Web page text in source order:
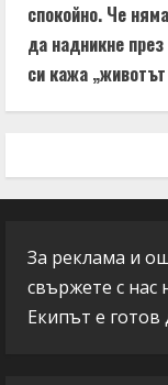
спокойно. Че
да надникне
си кажа
За реклама и
свържете с нас
Екипът е готов